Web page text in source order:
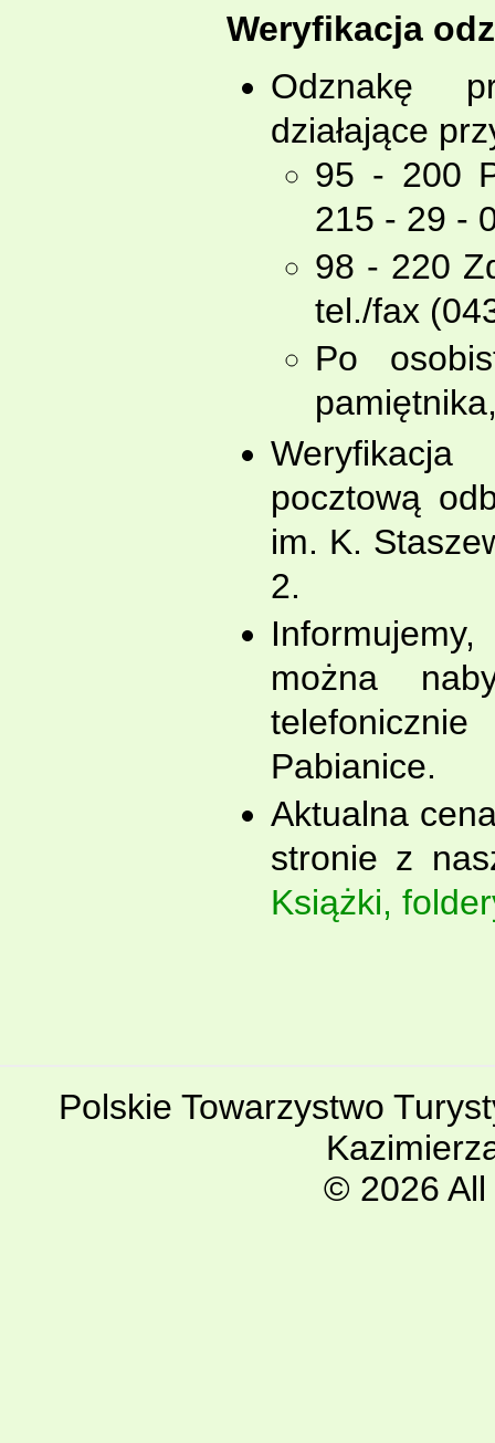
Weryfikacja
Odznakę
działające
95 - 200
215 - 29 -
98 - 220
tel./fax
Po
pocztową
im. K.
2.
można
Pabianice.
Aktualna
stronie z
Książki,
Polskie Towarzystwo
© 2026 All